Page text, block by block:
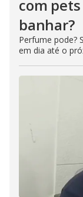
com
banhar?
Perfume pode?
em dia até o